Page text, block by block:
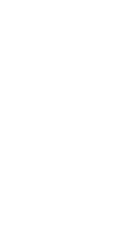
i djevojačke
JEZIKU